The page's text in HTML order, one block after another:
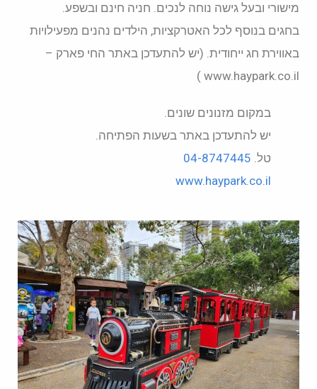
מישורי ובעל גישה נוחה לנכים. חניה חינם ובשפע.
בחגים בנוסף לכל האטרקציות, הילדים נהנים מפעילויות
באווירת חג ייחודית. (יש להתעדכן באתר החי פארק –
www.haypark.co.il )
במקום מזנונים שונים.
יש להתעדכן באתר בשעות הפתיחה.
טל. 04-8747445
www.haypark.co.il